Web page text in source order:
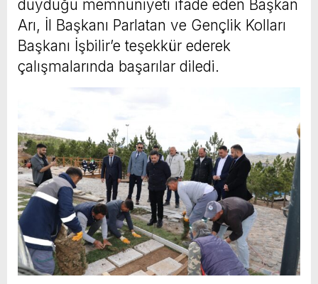
duyduğu memnuniyeti ifade eden Başkan
Arı, İl Başkanı Parlatan ve Gençlik Kolları
Başkanı İşbilir’e teşekkür ederek
çalışmalarında başarılar diledi.